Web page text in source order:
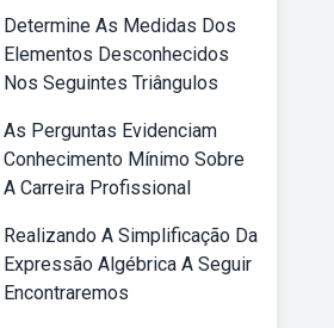
Determine As Medidas Dos
Elementos Desconhecidos
Nos Seguintes Triângulos
As Perguntas Evidenciam
Conhecimento Mínimo Sobre
A Carreira Profissional
Realizando A Simplificação Da
Expressão Algébrica A Seguir
Encontraremos